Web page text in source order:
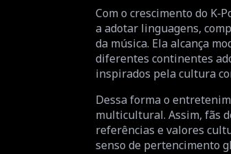
Com o crescimento do
a adotar linguagens,
da música. Ela alcança
diferentes continentes
inspirados pela cultura
Dessa forma o
multicultural. Assim, fãs
referências e valores
senso de pertencimento